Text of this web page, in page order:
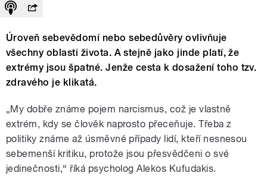
Úroveň sebevědomí nebo sebedůvěry ovlivňuje
všechny oblasti života. A stejně jako jinde platí, že
extrémy jsou špatné. Jenže cesta k dosažení toho tzv.
zdravého je klikatá.
„My dobře známe pojem narcismus, což je vlastně
extrém, kdy se člověk naprosto přeceňuje. Třeba z
politiky známe až úsměvné případy lidí, kteří nesnesou
sebemenší kritiku, protože jsou přesvědčeni o své
jedinečnosti,“ říká psycholog Alekos Kufudakis.